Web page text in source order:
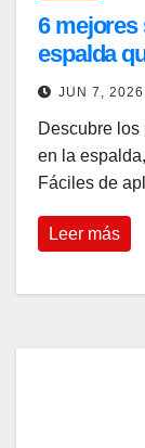
6 mejores
espalda
JUN 7, 2026
Descubre
en la
Fáciles de
Leer más